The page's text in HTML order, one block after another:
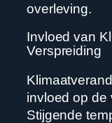
overleving.
Invloed van
Verspreiding
invloed op de
Stijgende